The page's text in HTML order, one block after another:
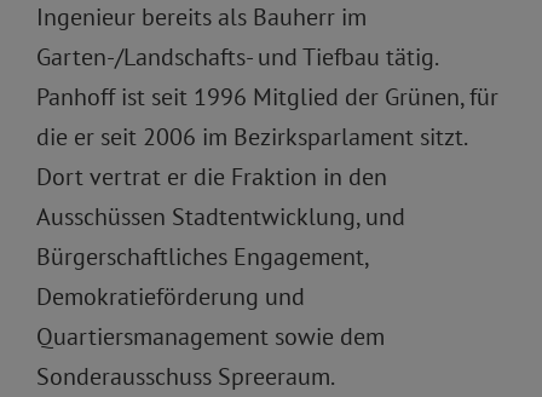
Ingenieur bereits als Bauherr im
Garten-/Landschafts- und Tiefbau tätig.
Panhoff ist seit 1996 Mitglied der Grünen, für
die er seit 2006 im Bezirksparlament sitzt.
Dort vertrat er die Fraktion in den
Ausschüssen Stadtentwicklung, und
Bürgerschaftliches Engagement,
Demokratieförderung und
Quartiersmanagement sowie dem
Sonderausschuss Spreeraum.